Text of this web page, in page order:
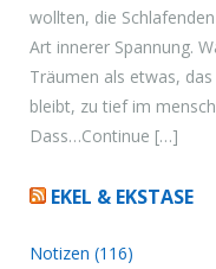
wollten, die
Art innerer Spannung.
Träumen als etwas,
bleibt, zu tief im
Dass…Continue […]
EKEL & EKSTASE
Notizen (116)